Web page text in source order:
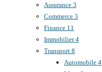
Assurance 3
Commerce 3
Finance 11
Immobilier4
Transport 8
Automobile 4